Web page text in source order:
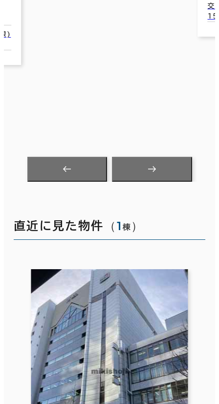
)
交
15
直近に見た物件 （1 棟 ）